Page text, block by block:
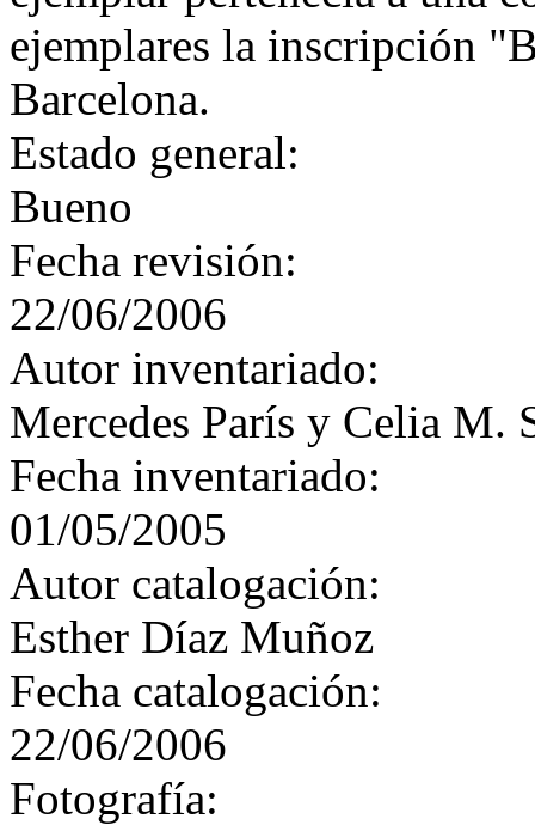
ejemplares la inscripción
Barcelona.
Estado general:
Bueno
Fecha revisión:
22/06/2006
Autor inventariado:
Mercedes París y Celia M.
Fecha inventariado:
01/05/2005
Autor catalogación:
Esther Díaz Muñoz
Fecha catalogación:
22/06/2006
Fotografía: